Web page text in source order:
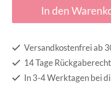
In den
Versandkostenfrei ab
14 Tage Rückgaberecht
In 3-4 Werktagen bei